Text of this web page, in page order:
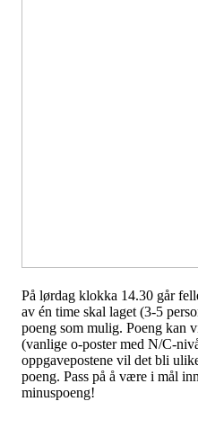
På lørdag klokka 14.30 går
av én time skal laget (3-5
poeng som mulig. Poeng kan
(vanlige o-poster med N/C-
oppgavepostene vil det bli
poeng. Pass på å være i mål
minuspoeng!